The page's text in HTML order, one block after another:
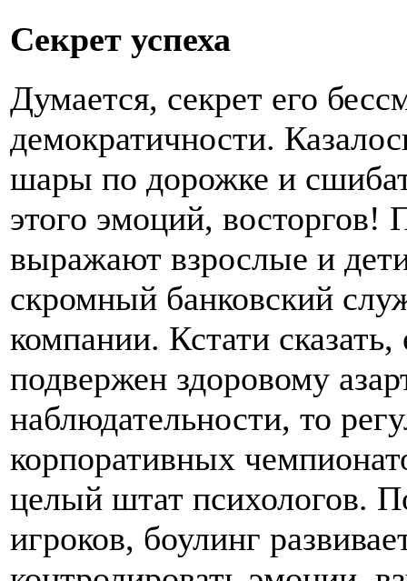
Секрет успеха
Думается, секрет его
демократичности.
шары по дорожке и
этого эмоций, восторгов!
выражают взрослые и
скромный банковский
компании. Кстати
подвержен здоровому
наблюдательности, то
корпоративных
целый штат психологов.
игроков, боулинг